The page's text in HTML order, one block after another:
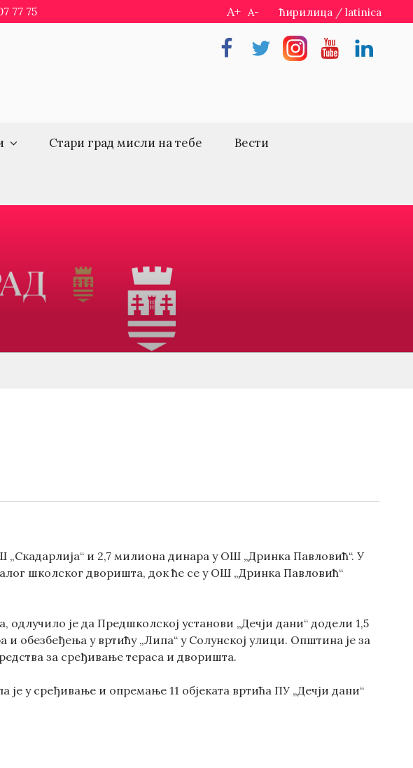
77 75 A+ A- ћирилица / latinica
FacebookTwitterInstragramYoutubeLinkedin
Стари град мисли на тебе Вести
и 2,7 милиона динара у ОШ „Дринка Павловић“. У
школског дворишта, док ће се у ОШ „Дринка Павловић“
је да Предшколској установи „Дечји дани“ додели 1,5
обезбеђења у вртићу „Липа“ у Солунској улици. Општина је за
за сређивање тераса и дворишта.
у сређивање и опремање 11 објеката вртића ПУ „Дечји дани“